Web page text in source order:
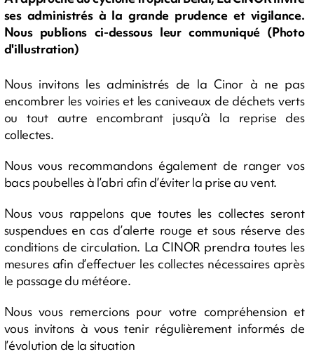
ses administrés à la grande prudence et vigilance.
Nous publions ci-dessous leur communiqué (Photo
d'illustration)
Nous invitons les administrés de la Cinor à ne pas
encombrer les voiries et les caniveaux de déchets verts
ou tout autre encombrant jusqu’à la reprise des
collectes.
Nous vous recommandons également de ranger vos
bacs poubelles à l’abri afin d’éviter la prise au vent.
Nous vous rappelons que toutes les collectes seront
suspendues en cas d’alerte rouge et sous réserve des
conditions de circulation. La CINOR prendra toutes les
mesures afin d’effectuer les collectes nécessaires après
le passage du météore.
Nous vous remercions pour votre compréhension et
vous invitons à vous tenir régulièrement informés de
l’évolution de la situation